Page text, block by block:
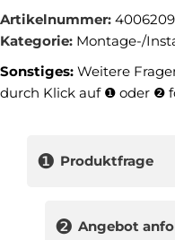
Artikelnummer:
Kategorie: Montage-/
Sonstiges: Weitere
durch Klick auf ❶ oder ❷
❶ Produktfrage
❷ Angebot